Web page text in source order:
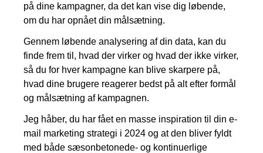
på dine kampagner, da det kan vise dig løbende,
om du har opnået din målsætning.
Gennem løbende analysering af din data, kan du
finde frem til, hvad der virker og hvad der ikke virker,
så du for hver kampagne kan blive skarpere på,
hvad dine brugere reagerer bedst på alt efter formål
og målsætning af kampagnen.
Jeg håber, du har fået en masse inspiration til din e-
mail marketing strategi i 2024 og at den bliver fyldt
med både sæsonbetonede- og kontinuerlige